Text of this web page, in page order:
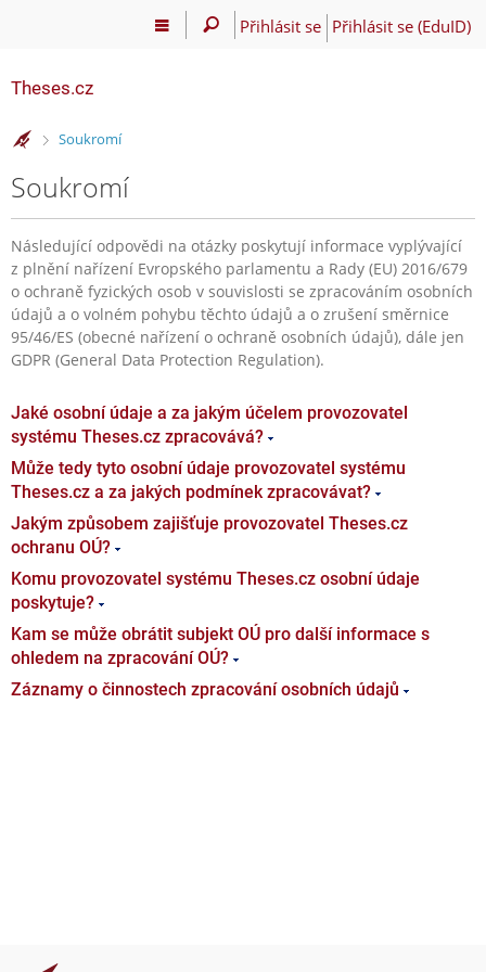
Přihlásit se Přihlásit se (EduID)
Theses.cz
>
Soukromí
Soukromí
Následující odpovědi na otázky poskytují informace vyplývající
z plnění nařízení Evropského parlamentu a Rady (EU) 2016/679
o ochraně fyzických osob v souvislosti se zpracováním osobních
údajů a o volném pohybu těchto údajů a o zrušení směrnice
95/46/ES (obecné nařízení o ochraně osobních údajů), dále jen
GDPR (General Data Protection Regulation).
Jaké osobní údaje a za jakým účelem provozovatel
systému Theses.cz zpracovává?
Může tedy tyto osobní údaje provozovatel systému
Theses.cz a za jakých podmínek zpracovávat?
Jakým způsobem zajišťuje provozovatel Theses.cz
ochranu OÚ?
Komu provozovatel systému Theses.cz osobní údaje
poskytuje?
Kam se může obrátit subjekt OÚ pro další informace s
ohledem na zpracování OÚ?
Záznamy o činnostech zpracování osobních údajů